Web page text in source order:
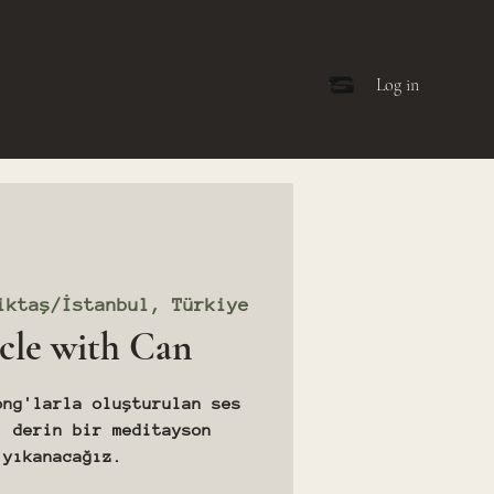
Log in
İstanbul, Türkiye
with Can
oluşturulan ses
bir meditayson